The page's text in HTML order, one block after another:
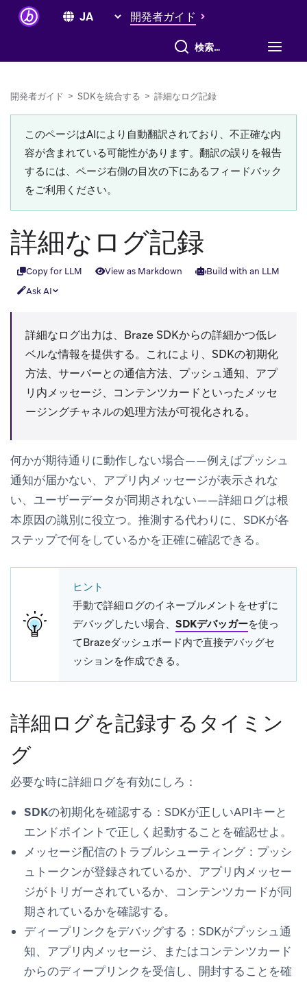
開発者ガイド
すべて検索
開発者ガイド > SDKを統合する > 詳細なログ記録
このページはAIにより自動翻訳されており、不正確な内
容が含まれている可能性があります。翻訳の誤りを報告
するには、ページ右側の目次の下にあるフィードバック
をご利用ください。
詳細なログ記録
Copy for LLM View as Markdown
Build with an LLM
Ask AI
詳細なログ出力は、Braze SDKからの詳細かつ低レ
ベルな情報を提供する。これにより、SDKの初期化
方法、サーバーとの通信方法、プッシュ通知、アプ
リ内メッセージ、コンテンツカードといったメッセ
ージングチャネルの処理方法が可視化される。
何かが期待通りに動作しない場合——例えばプッシュ
通知が届かない、アプリ内メッセージが表示されな
い、ユーザーデータが同期されない——詳細ログは根
本原因の識別に役立つ。推測する代わりに、SDKが各
ステップで何をしているかを正確に確認できる。
ヒント
手動で詳細ログのイネーブルメントをせずに
デバッグしたい場合、 SDKデバッガーを使っ
てBrazeダッシュボード内で直接デバッグセ
ッションを作成できる。
詳細ログを記録するタイミン
グ
必要な時に詳細ログを有効にしろ：
SDKの初期化を確認する ：SDKが正しいAPIキーと
エンドポイントで正しく起動することを確認せよ。
メッセージ配信のトラブルシューティング ：プッシ
ュトークンが登録されているか、アプリ内メッセー
ジがトリガーされているか、コンテンツカードが同
期されているかを確認する。
ディープリンクをデバッグする ：SDKがプッシュ通
知、アプリ内メッセージ、またはコンテンツカード
からのディープリンクを受信し、開封することを確